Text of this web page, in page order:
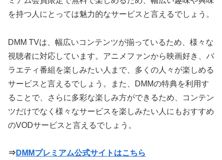
を持つ人にとっては魅力的なサービスと言えるでしょう。
DMM TVは、幅広いコンテンツが揃っているため、様々な
視聴者に対応しています。アニメファンから映画好き、バ
ラエティ番組を楽しみたい人まで、多くの人々が楽しめる
サービスと言えるでしょう。また、DMMの特典を利用す
ることで、さらに多彩な楽しみ方ができるため、コンテン
ツだけでなく様々なサービスを楽しみたい人にもおすすめ
のVODサービスと言えるでしょう。
⇒ DMMプレミアム公式サイトはこちら